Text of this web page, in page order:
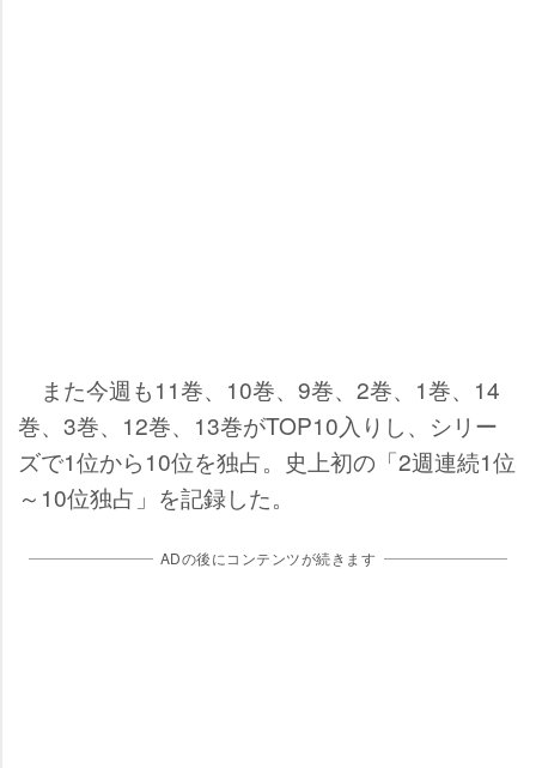
また今週も11巻、10巻、9巻、2巻、1巻、14
巻、3巻、12巻、13巻がTOP10入りし、シリー
ズで1位から10位を独占。史上初の「2週連続1位
～10位独占」を記録した。
ADの後にコンテンツが続きます